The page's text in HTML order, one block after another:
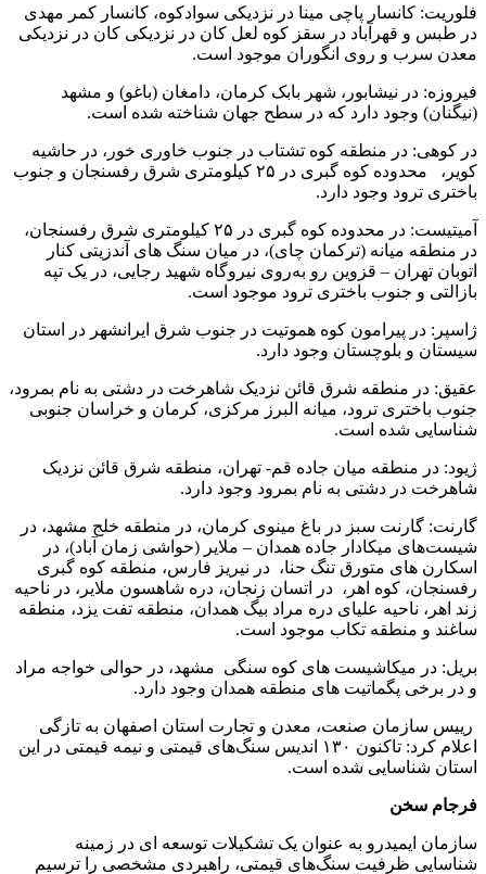
فلوریت: کانسار پاچی مینا در نزدیکی سوادکوه، کانسار کمر مهدی
در طبس و قهرآباد در سقز کوه لعل کان در نزدیکی کان در نزدیکی
معدن سرب و روی انگوران موجود است.
فیروزه: در نیشابور، شهر بابک کرمان، دامغان (باغو) و مشهد
(نیگنان) وجود دارد که در سطح جهان شناخته شده است.
در کوهی: در منطقه کوه تشتاب در جنوب خاوری خور، در حاشیه
کویر، محدوده کوه گبری در ۲۵ کیلومتری شرق رفسنجان و جنوب
باختری ترود وجود دارد.
آمیتیست: در محدوده کوه گبری در ۲۵ کیلومتری شرق رفسنجان،
در منطقه میانه (ترکمان چای)، در میان سنگ های آندزیتی کنار
اتوبان تهران – قزوین رو به‌روی نیروگاه شهید رجایی، در یک تپه
بازالتی و جنوب باختری ترود موجود است.
ژاسپر: در پیرامون کوه هموتیت در جنوب شرق ایرانشهر در استان
سیستان و بلوچستان وجود دارد.
عقیق: در منطقه شرق قائن نزدیک شاهرخت در دشتی به نام بمرود،
جنوب باختری ترود، میانه البرز مرکزی، کرمان و خراسان جنوبی
شناسایی شده است.
ژیود: در منطقه میان جاده قم- تهران، منطقه شرق قائن نزدیک
شاهرخت در دشتی به نام بمرود وجود دارد.
گارنت: گارنت سبز در باغ مینوی کرمان، در منطقه خلج مشهد، در
شیست‌های میکادار جاده همدان – ملایر (حواشی زمان آباد)، در
اسکارن های متورق تنگ حنا، در نیریز فارس، منطقه کوه گبری
رفسنجان، کوه اهر، در اتسان زنجان، دره شاهسون ملایر، در ناحیه
زند اهر، ناحیه علیای دره مراد بیگ همدان، منطقه تفت یزد، منطقه
ساغند و منطقه تکاب موجود است.
بریل: در میکاشیست های کوه سنگی مشهد، در حوالی خواجه مراد
و در برخی پگماتیت های منطقه همدان وجود دارد.
رییس سازمان صنعت، معدن و تجارت استان اصفهان به تازگی
اعلام کرد: تاکنون ۱۳۰ اندیس سنگ‌های قیمتی و نیمه قیمتی در این
استان شناسایی شده است.
فرجام سخن
سازمان ایمیدرو به عنوان یک تشکیلات توسعه ای در زمینه
شناسایی ظرفیت سنگ‌های قیمتی، راهبردی مشخصی را ترسیم